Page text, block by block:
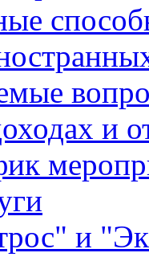
и
и